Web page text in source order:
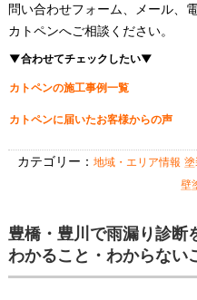
問い合わせフォーム、メール、
カトペンへご相談ください。
▼合わせてチェックしたい▼
カトペンの施工事例一覧
カトペンに届いたお客様からの声
カテゴリー：地域・エリア情報
壁
豊橋・豊川で雨漏り診断
わかること・わからない